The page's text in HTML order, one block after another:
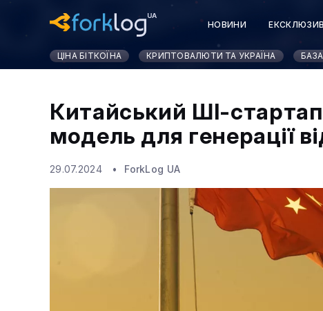
НОВИНИ ЕКСКЛЮЗИВ
ЦІНА БІТКОЇНА КРИПТОВАЛЮТИ ТА УКРАЇНА БАЗА
Китайський ШІ-
модель для генерації
29.07.2024 ForkLog UA